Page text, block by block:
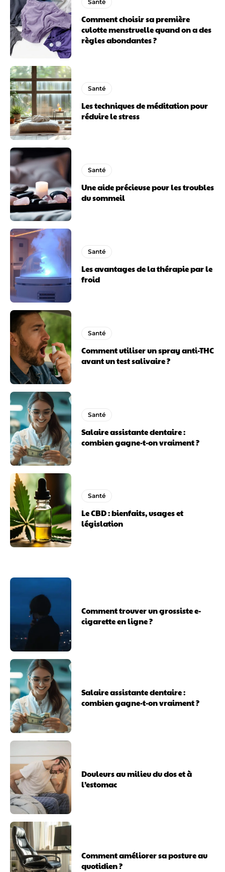
Santé
Comment choisir sa première
culotte menstruelle quand on a des
règles abondantes ?
Santé
Les techniques de méditation pour
réduire le stress
Santé
Une aide précieuse pour les troubles
du sommeil
Santé
Les avantages de la thérapie par le
froid
Santé
Comment utiliser un spray anti-THC
avant un test salivaire ?
Santé
Salaire assistante dentaire :
combien gagne-t-on vraiment ?
Santé
Le CBD : bienfaits, usages et
législation
Comment trouver un grossiste e-
cigarette en ligne ?
Salaire assistante dentaire :
combien gagne-t-on vraiment ?
Douleurs au milieu du dos et à
l’estomac
Comment améliorer sa posture au
quotidien ?